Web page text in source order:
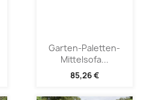
Garten-Paletten-
Mittelsofa...
85,26 €